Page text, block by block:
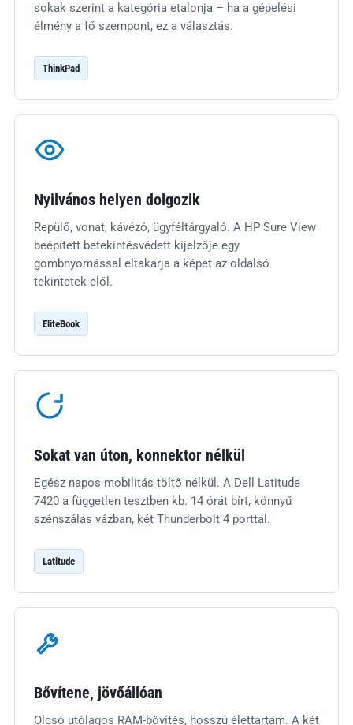
sokak szerint a kategória etalonja – ha a gépelési
élmény a fő szempont, ez a választás.
ThinkPad
Nyilvános helyen dolgozik
Repülő, vonat, kávézó, ügyféltárgyaló. A HP Sure View
beépített betekintésvédett kijelzője egy
gombnyomással eltakarja a képet az oldalsó
tekintetek elől.
EliteBook
Sokat van úton, konnektor nélkül
Egész napos mobilitás töltő nélkül. A Dell Latitude
7420 a független tesztben kb. 14 órát bírt, könnyű
szénszálas vázban, két Thunderbolt 4 porttal.
Latitude
Bővítene, jövőállóan
Olcsó utólagos RAM-bővítés, hosszú élettartam. A két